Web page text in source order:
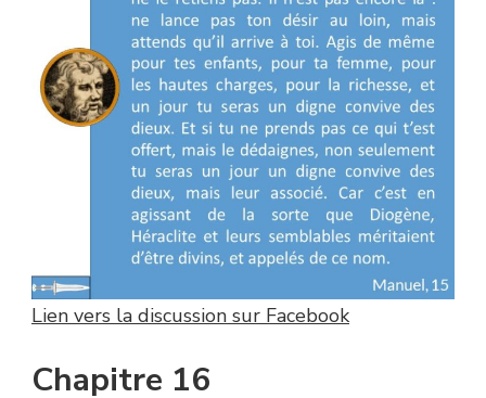
Lien vers la discussion sur Facebook
Chapitre 16